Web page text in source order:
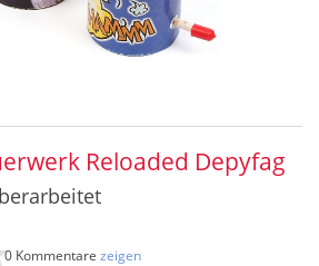
Reloaded Depyfag
0 Kommentare zeigen